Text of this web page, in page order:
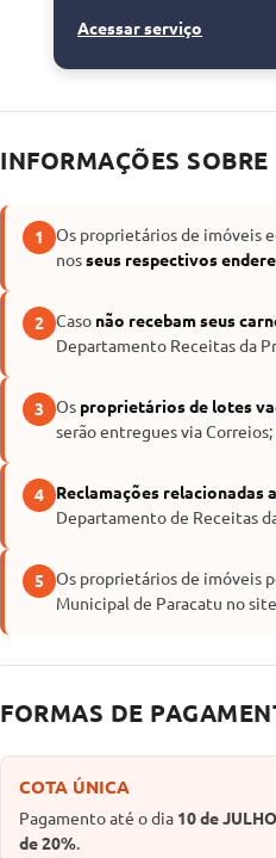
Acessar serviço
INFORMAÇÕES SOBRE
1
Os proprietários de imóveis
nosseus respectivos
2 Caso não recebam seus
Departamento Receitas da
3 Os proprietários de lotes
serão entregues via Correios;
4 Reclamações relacionadas
Departamento de Receitas
5
Os proprietários de imóveis
Municipal de Paracatu no
FORMAS DE
COTA ÚNICA
Pagamento até o dia 10 de
de 20%.